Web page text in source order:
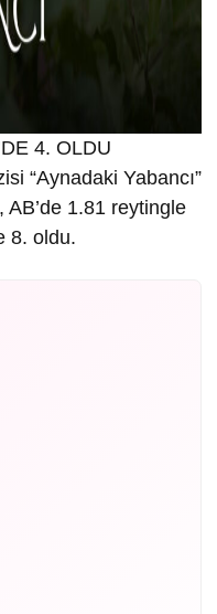
4. OLDU
“Aynadaki Yabancı”
AB’de 1.81 reytingle
8. oldu.